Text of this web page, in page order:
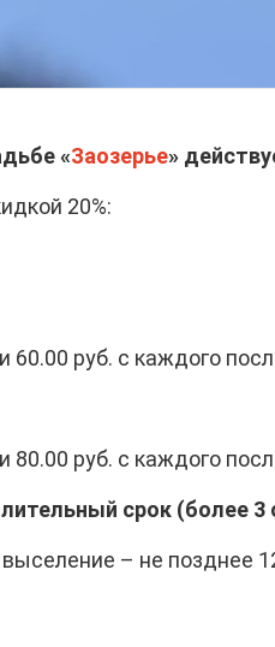
«Заозерье»
20%:
60.00 руб. с каждого
80.00 руб. с каждого
срок (более 3
– не позднее